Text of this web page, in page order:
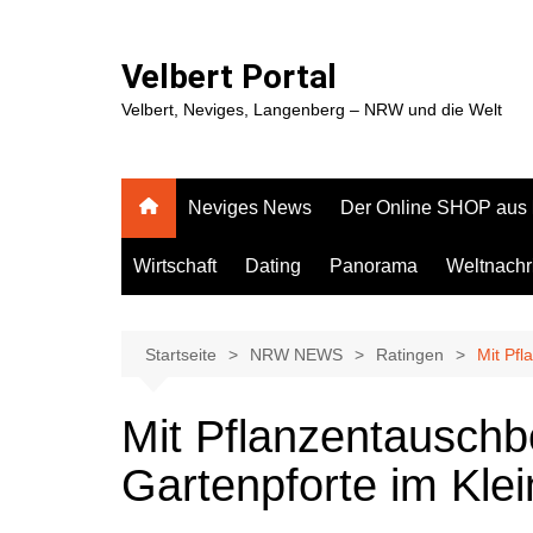
Velbert Portal
Velbert, Neviges, Langenberg – NRW und die Welt
Neviges News Der Online SHOP aus
Wirtschaft Dating Panorama
Startseite NRW NEWS Ratingen Mit
Mit
Gartenpforte im